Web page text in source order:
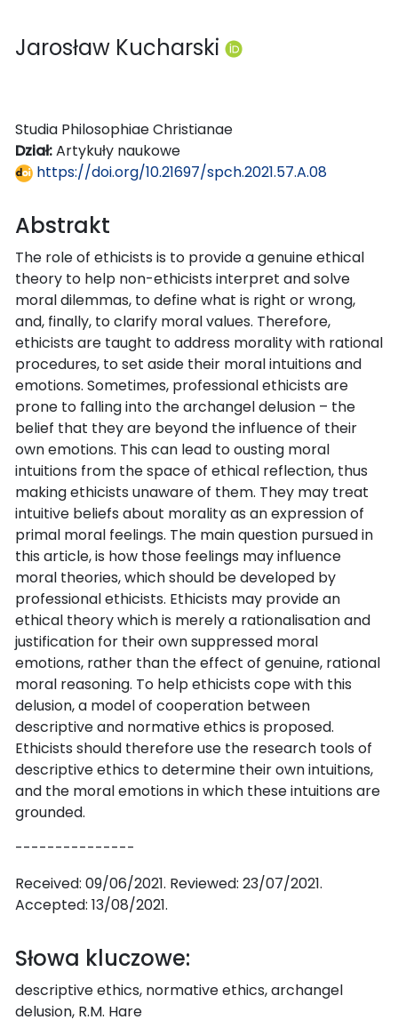
Jarosław Kucharski
Studia Philosophiae Christianae
Dział:Artykuły naukowe
https://doi.org/10.21697/spch.2021.57.A.08
Abstrakt
The role of ethicists is to provide a genuine ethical
theory to help non-ethicists interpret and solve
moral dilemmas, to define what is right or wrong,
and, finally, to clarify moral values. Therefore,
ethicists are taught to address morality with rational
procedures, to set aside their moral intuitions and
emotions. Sometimes, professional ethicists are
prone to falling into the archangel delusion – the
belief that they are beyond the influence of their
own emotions. This can lead to ousting moral
intuitions from the space of ethical reflection, thus
making ethicists unaware of them. They may treat
intuitive beliefs about morality as an expression of
primal moral feelings. The main question pursued in
this article, is how those feelings may influence
moral theories, which should be developed by
professional ethicists. Ethicists may provide an
ethical theory which is merely a rationalisation and
justification for their own suppressed moral
emotions, rather than the effect of genuine, rational
moral reasoning. To help ethicists cope with this
delusion, a model of cooperation between
descriptive and normative ethics is proposed.
Ethicists should therefore use the research tools of
descriptive ethics to determine their own intuitions,
and the moral emotions in which these intuitions are
grounded.
---------------
Received: 09/06/2021. Reviewed: 23/07/2021.
Accepted: 13/08/2021.
Słowa kluczowe:
descriptive ethics, normative ethics, archangel
delusion, R.M. Hare